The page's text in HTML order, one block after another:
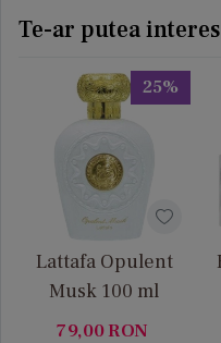
Te-ar putea
25%
Lattafa Opulent
Musk 100 ml
79,00RON